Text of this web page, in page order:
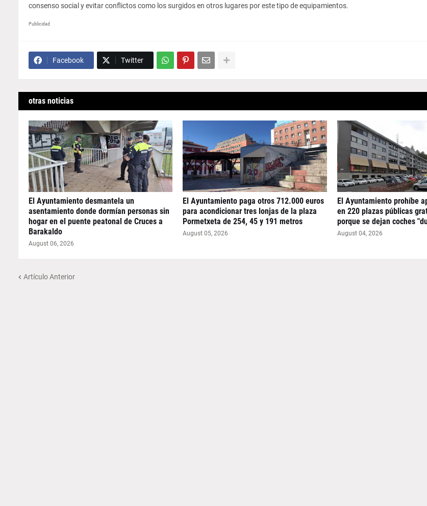
consenso social y evitar conflictos como los surgidos en otros lugares por este tipo de equipamientos.
Publicidad
Facebook Twitter
otras noticias
El Ayuntamiento desmantela un
asentamiento donde dormían personas sin
hogar en el puente peatonal de Cruces a
Barakaldo
August 06, 2026
El Ayuntamiento paga otros 712.000 euros
para acondicionar tres lonjas de la plaza
Pormetxeta de 254, 45 y 191 metros
August 05, 2026
El Ayuntamiento prohíbe
en 220 plazas públicas
porque se dejan coches
August 04, 2026
Artículo Anterior